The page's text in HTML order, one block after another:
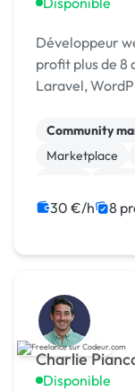
Développeur
profit plus de 8
Laravel,
aussi bien la
q...
Community
Marketplace
30 €/h 8
Charlie
Disponible